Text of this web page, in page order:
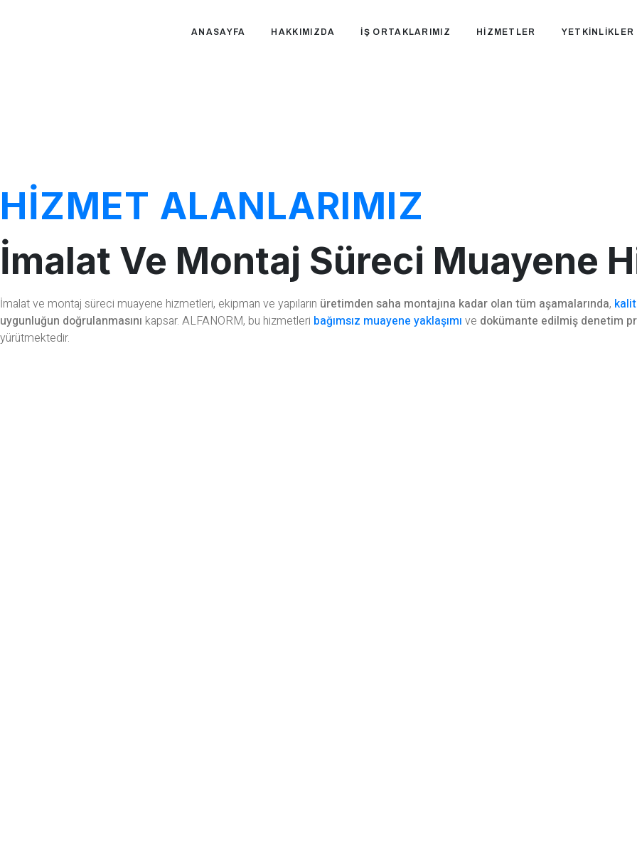
ANASAYFA HAKKIMIZDA İŞ ORTAKLARIMIZ HIZMETLER YETKINLIKLER
HİZMET ALANLARIMIZ
İmalat Ve Montaj Süreci Muayene
İmalat ve montaj süreci muayene hizmetleri, ekipman ve yapıların üretimden saha montajına kadar olan tüm aşamalarında,
uygunluğun doğrulanmasını kapsar. ALFANORM, bu hizmetleri bağımsız muayene yaklaşımı ve dokümante edilmiş denetim
yürütmektedir.